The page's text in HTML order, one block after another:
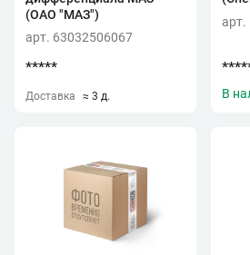
(ОАО "МАЗ")
арт. 63032506067
*****
Доставка ≈ 3 д.
арт.
В